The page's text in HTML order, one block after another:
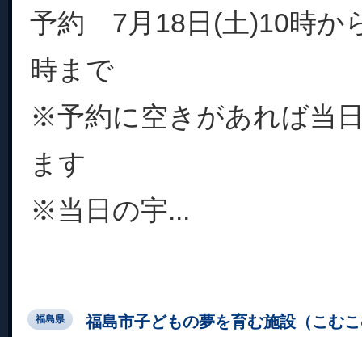
予約 7月18日(土)10時か
時まで
※予約に空きがあれば当
ます
※当日の宇...
福島県 福島市子どもの夢を育む施設（こむ